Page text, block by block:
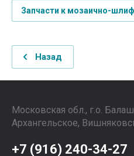
Запчасти к мозаично-
Назад
Московская обл., г.о.
Архангельское,
+7 (916) 240-34-27